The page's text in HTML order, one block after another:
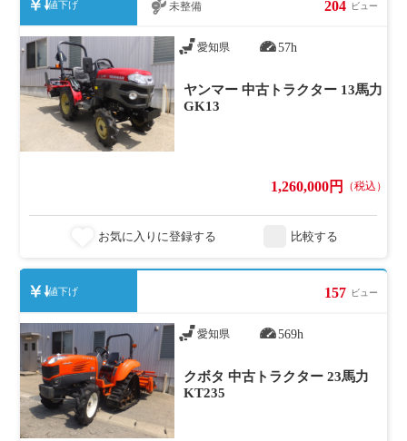
値下げ 未整備 204 ビュー
愛知県 57h
ヤンマー 中古トラクター 13馬力
GK13
1,260,000円 （税込）
お気に入りに登録する 比較する
値下げ 157 ビュー
愛知県 569h
クボタ 中古トラクター 23馬力
KT235